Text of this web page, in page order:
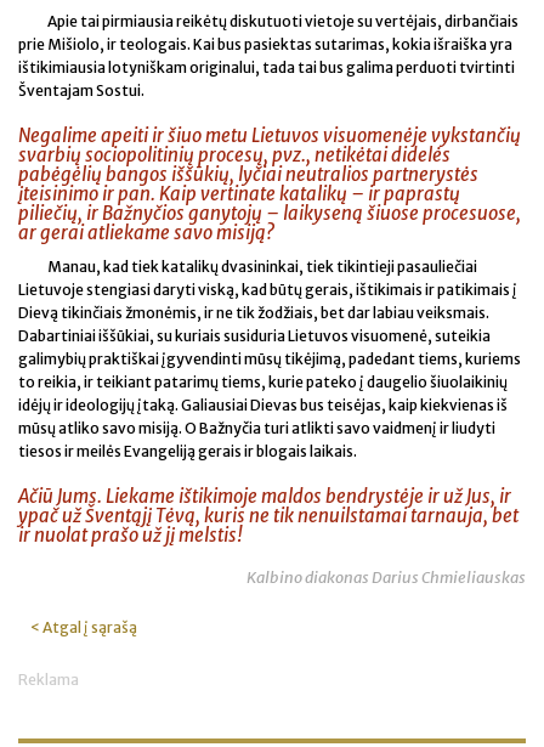
Apie tai pirmiausia reikėtų diskutuoti vietoje su vertėjais, dirbančiais
prie Mišiolo, ir teologais. Kai bus pasiektas sutarimas, kokia išraiška yra
ištikimiausia lotyniškam originalui, tada tai bus galima perduoti tvirtinti
Šventajam Sostui.
Negalime apeiti ir šiuo metu Lietuvos visuomenėje vykstančių
svarbių sociopolitinių procesų, pvz., netikėtai didelės
pabėgėlių bangos iššūkių, lyčiai neutralios partnerystės
įteisinimo ir pan. Kaip vertinate katalikų – ir paprastų
piliečių, ir Bažnyčios ganytojų – laikyseną šiuose procesuose,
ar gerai atliekame savo misiją?
Manau, kad tiek katalikų dvasininkai, tiek tikintieji pasauliečiai
Lietuvoje stengiasi daryti viską, kad būtų gerais, ištikimais ir patikimais į
Dievą tikinčiais žmonėmis, ir ne tik žodžiais, bet dar labiau veiksmais.
Dabartiniai iššūkiai, su kuriais susiduria Lietuvos visuomenė, suteikia
galimybių praktiškai įgyvendinti mūsų tikėjimą, padedant tiems, kuriems
to reikia, ir teikiant patarimų tiems, kurie pateko į daugelio šiuolaikinių
idėjų ir ideologijų įtaką. Galiausiai Dievas bus teisėjas, kaip kiekvienas iš
mūsų atliko savo misiją. O Bažnyčia turi atlikti savo vaidmenį ir liudyti
tiesos ir meilės Evangeliją gerais ir blogais laikais.
Ačiū Jums. Liekame ištikimoje maldos bendrystėje ir už Jus, ir
ypač už Šventąjį Tėvą, kuris ne tik nenuilstamai tarnauja, bet
ir nuolat prašo už jį melstis!
Kalbino diakonas Darius Chmieliauskas
< Atgal į sąrašą
Reklama